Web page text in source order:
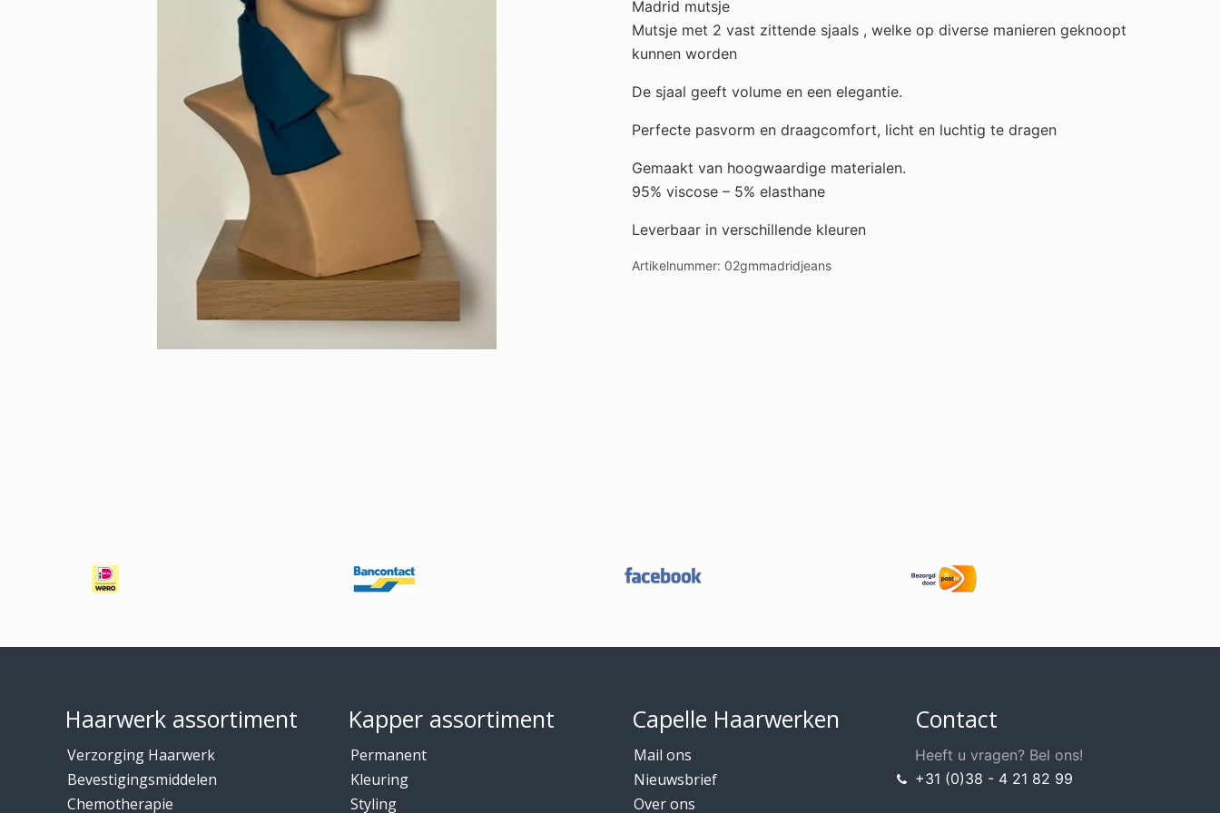
Madrid mutsje
Mutsje met 2 vast zittende sjaals , welke op diverse manieren geknoopt
kunnen worden
De sjaal geeft volume en een elegantie.
Perfecte pasvorm en draagcomfort, licht en luchtig te dragen
Gemaakt van hoogwaardige materialen.
95% viscose – 5% elasthane
Leverbaar in verschillende kleuren
Artikelnummer: 02gmmadridjeans
Haarwerk assortiment
Verzorging Haarwerk
Bevestigingsmiddelen
Chemotherapie
Kapper assortiment
Permanent
Kleuring
Styling
Capelle Haarwerken
Mail ons
Nieuwsbrief
Over ons
Contact
Heeft u vragen? Bel ons!
+31 (0)38 - 4 21 82 99